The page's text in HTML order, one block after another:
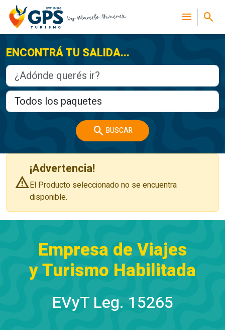
menu search
ENCONTRÁ TU SALIDA...
search BUSCAR
warning
¡Advertencia!
El Producto seleccionado no se encuentra
disponible.
Empresa de Viajes
y Turismo Habilitada
EVyT Leg. 15265